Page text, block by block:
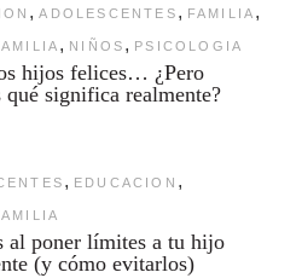
, ADOLESCENTES , FAMILIA ,
, NIÑOS , PSICOLOGIA
hijos felices… ¿Pero
qué significa realmente?
, EDUCACION ,
al poner límites a tu hijo
(y cómo evitarlos)